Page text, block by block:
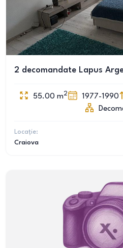
2 decomandate Lapus
55.00 m2 1977-1990
Locație:
Craiova